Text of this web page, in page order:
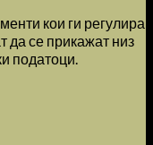
кои ги регулира
да се прикажат низ
податоци.